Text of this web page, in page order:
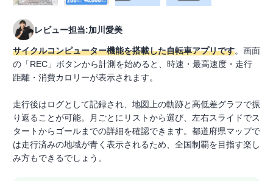
レビュー担当:加川愛美
サイクルコンピューター機能を搭載した自転車アプリです。画面
の「REC」ボタンから計測を始めると、時速・最高速度・走行
距離・消費カロリーが表示されます。
走行後はログとして記録され、地図上の軌跡と高低差グラフで振
り返ることが可能。月ごとにリストから選び、左右スライドでス
タートからゴールまでの詳細を確認できます。都道府県マップで
は走行済みの地域が青く表示されるため、全国制覇を目指す楽し
み方もできるでしょう。